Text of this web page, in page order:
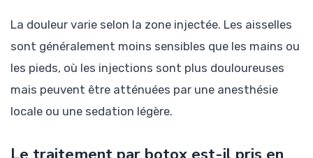
La douleur varie selon la zone injectée. Les aisselles
sont généralement moins sensibles que les mains ou
les pieds, où les injections sont plus douloureuses
mais peuvent être atténuées par une anesthésie
locale ou une sedation légère.